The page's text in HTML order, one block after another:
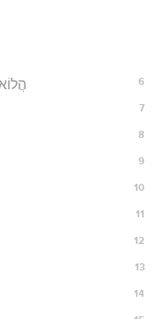
6
7
8
9
10
11
12
13
14